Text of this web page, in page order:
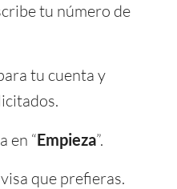
tu número de
tu cuenta y
en “Empieza”.
que prefieras.